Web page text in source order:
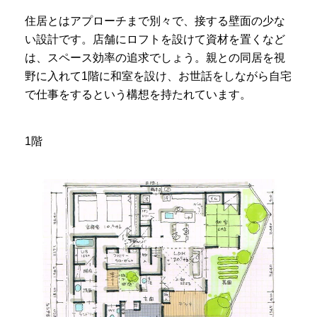
住居とはアプローチまで別々で、接する壁面の少な
い設計です。店舗にロフトを設けて資材を置くなど
は、スペース効率の追求でしょう。親との同居を視
野に入れて1階に和室を設け、お世話をしながら自宅
で仕事をするという構想を持たれています。
1階